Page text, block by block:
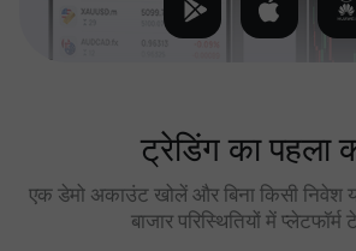
ट्रेडिंग का पहला
एक डेमो अकाउंट खोलें और बिना किसी निवेश
बाजार परिस्थितियों में